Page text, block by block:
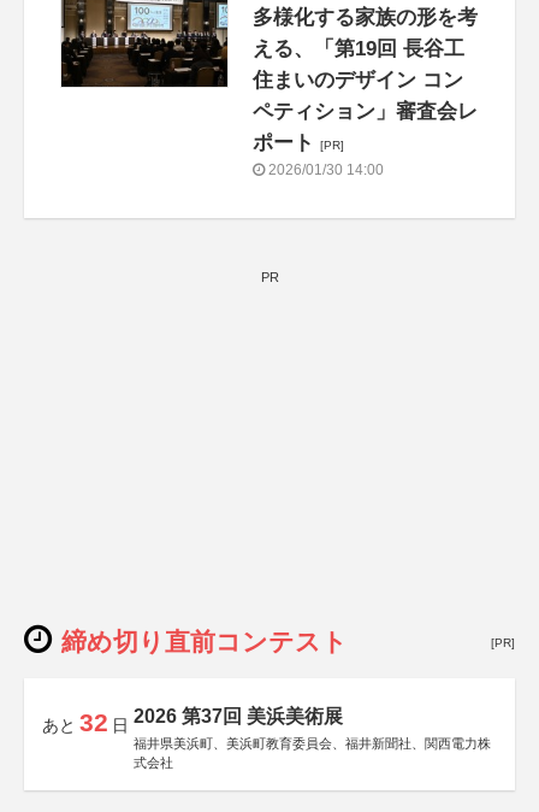
多様化する家族の形を考
える、「第19回 長谷工
住まいのデザイン コン
ペティション」審査会レ
ポート
[PR]
2026/01/30 14:00
PR
締め切り直前コンテスト [PR]
あと 32 日 2026 第37回 美浜美術展
福井県美浜町、美浜町教育委員会、福井新聞社、関西電力株
式会社